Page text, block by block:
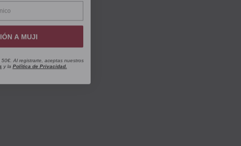
y la Política de Privacidad.